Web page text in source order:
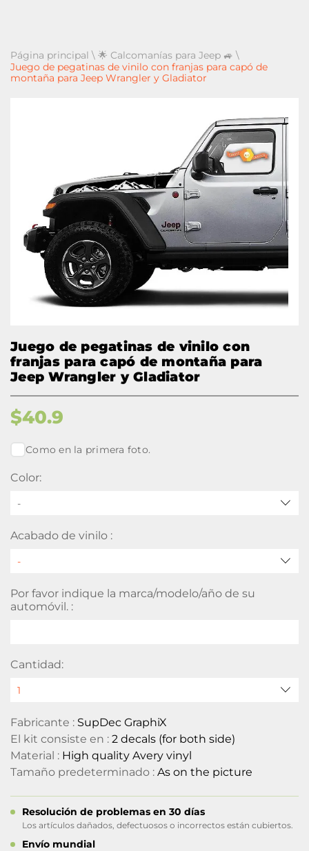
Página principal \ 🌟 Calcomanías para Jeep 🚙 \
Juego de pegatinas de vinilo con franjas para capó de
montaña para Jeep Wrangler y Gladiator
Juego de pegatinas de vinilo con
franjas para capó de montaña para
Jeep Wrangler y Gladiator
$40.9
Como en la primera foto.
Color:
-
Acabado de vinilo :
Por favor indique la marca/modelo/año de su
automóvil. :
Cantidad:
Fabricante : SupDec GraphiX
El kit consiste en : 2 decals (for both side)
Material : High quality Avery vinyl
Tamaño predeterminado : As on the picture
Resolución de problemas en 30 días
Los artículos dañados, defectuosos o incorrectos están cubiertos.
Envío mundial